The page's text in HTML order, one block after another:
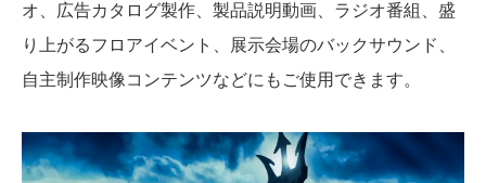
オ、広告カタログ製作、製品説明動画、ラジオ番組、盛
り上がるフロアイベント、展示会場のバックサウンド、
自主制作映像コンテンツなどにもご使用できます。